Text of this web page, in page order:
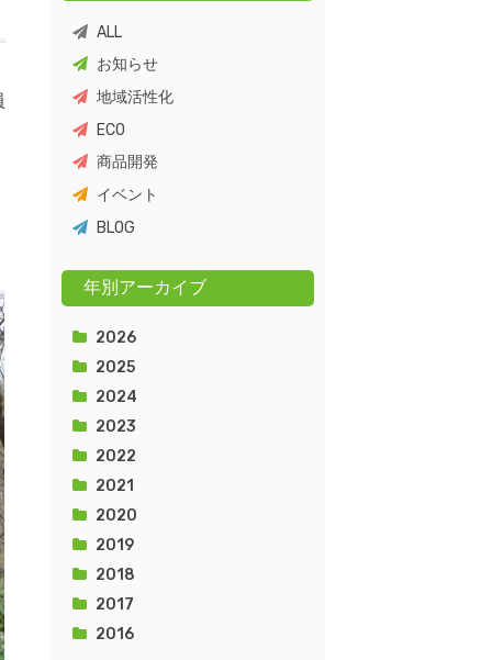
ALL
お知らせ
地域活性化
ECO
商品開発
イベント
BLOG
年別アーカイブ
2026
2025
2024
2023
2022
2021
2020
2019
2018
2017
2016